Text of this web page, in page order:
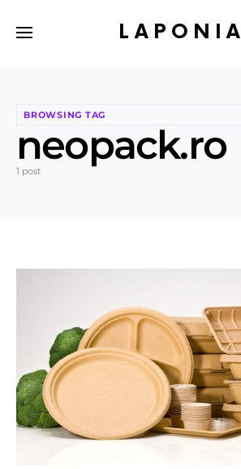
LAPONIA
BROWSING TAG
neopack.ro
1 post